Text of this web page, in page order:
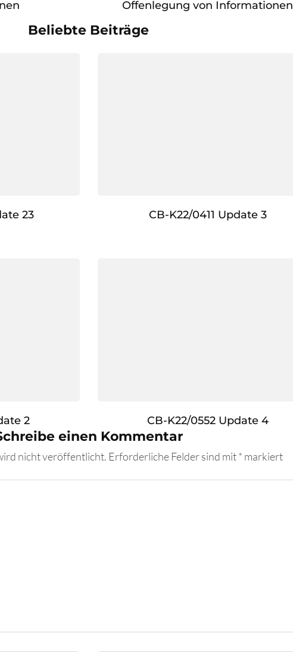
Offenlegung von Informationen
Beliebte Beiträge
23 CB-K22/0411 Update 3
2 CB-K22/0552 Update 4
einen Kommentar
nicht veröffentlicht. Erforderliche Felder sind mit* markiert